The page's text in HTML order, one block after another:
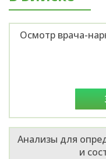
Осмотр врача-
Анализы для
и